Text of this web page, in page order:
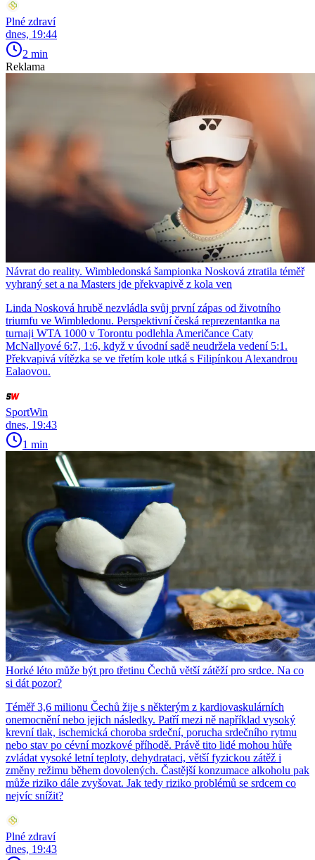
Plné zdraví
dnes, 19:44
2 min
Reklama
Návrat do reality. Wimbledonská šampionka Nosková ztratila téměř
vyhraný set a na Masters jde překvapivě z kola ven
Linda Nosková hrubě nezvládla svůj první zápas od životního
triumfu ve Wimbledonu. Perspektivní česká reprezentantka na
turnaji WTA 1000 v Torontu podlehla Američance Caty
McNallyové 6:7, 1:6, když v úvodní sadě neudržela vedení 5:1.
Překvapivá vítězka se ve třetím kole utká s Filipínkou Alexandrou
Ealaovou.
SportWin
dnes, 19:43
1 min
Horké léto může být pro třetinu Čechů větší zátěží pro srdce. Na co
si dát pozor?
Téměř 3,6 milionu Čechů žije s některým z kardiovaskulárních
onemocnění nebo jejich následky. Patří mezi ně například vysoký
krevní tlak, ischemická choroba srdeční, porucha srdečního rytmu
nebo stav po cévní mozkové příhodě. Právě tito lidé mohou hůře
zvládat vysoké letní teploty, dehydrataci, větší fyzickou zátěž i
změny režimu během dovolených. Častější konzumace alkoholu pak
může riziko dále zvyšovat. Jak tedy riziko problémů se srdcem co
nejvíc snížit?
Plné zdraví
dnes, 19:43